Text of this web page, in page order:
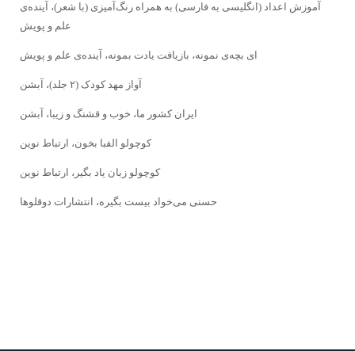
آموزش اعداد (انگلیسى به فارسى) به همراه رنگ‌آمیزى (با شعر)، آینده‌ى‌
علم و پویش
اى بچه‌‌ى نمونه، بازیافت یادت بمونه، آینده‌ى‌ علم و پویش
آواز مهد کودک (۲ جلد)، آبشن
ایران کشور ما، خوب و قشنگ و زیبا، آبشن
کوچولو الفبا بخون، ارتباط نوین
کوچولو زبان یاد بگیر، ارتباط نوین
حسنی می‌خواد بیست بگیره، انتشارات دوقلوها